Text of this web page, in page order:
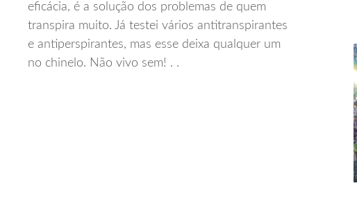
eficácia, é a solução dos problemas de quem
transpira muito. Já testei vários antitranspirantes
e antiperspirantes, mas esse deixa qualquer um
no chinelo. Não vivo sem! . .